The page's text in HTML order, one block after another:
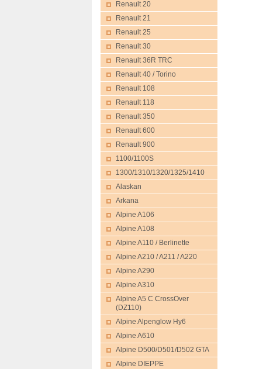
Renault 20
Renault 21
Renault 25
Renault 30
Renault 36R TRC
Renault 40 / Torino
Renault 108
Renault 118
Renault 350
Renault 600
Renault 900
1100/1100S
1300/1310/1320/1325/1410
Alaskan
Arkana
Alpine A106
Alpine A108
Alpine A110 / Berlinette
Alpine A210 / A211 / A220
Alpine A290
Alpine A310
Alpine A5 C CrossOver
(DZ110)
Alpine Alpenglow Hy6
Alpine A610
Alpine D500/D501/D502 GTA
Alpine DIEPPE